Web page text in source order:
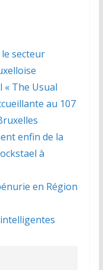
secteur
« The Usual
au 107
enfin de la
à
en Région